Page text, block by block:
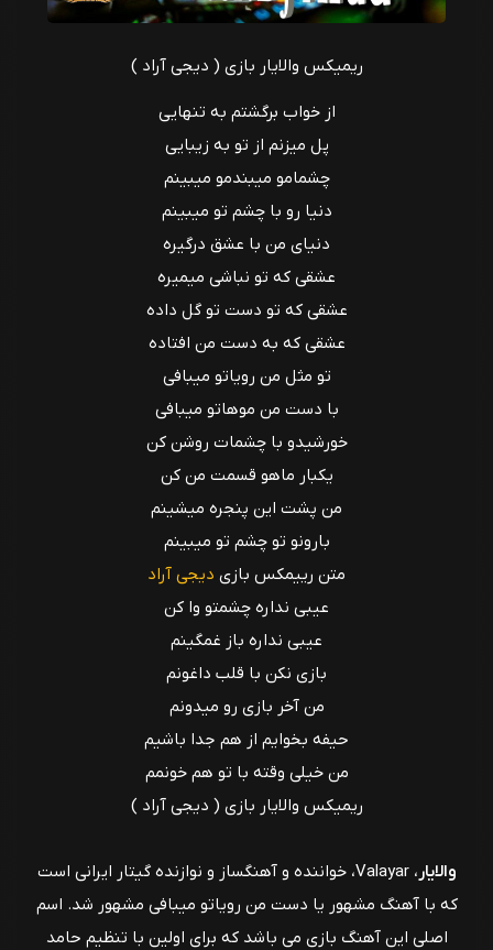
ریمیکس والایار بازی ( دیجی آراد )
از خواب برگشتم به تنهایی
پل میزنم از تو به زیبایی
چشمامو میبندمو میبینم
دنیا رو با چشم تو میبینم
دنیای من با عشق درگیره
عشقی که تو نباشی میمیره
عشقی که تو دست تو گل داده
عشقی که به دست من افتاده
تو مثل من رویاتو میبافی
با دست من موهاتو میبافی
خورشیدو با چشمات روشن کن
یکبار ماهو قسمت من کن
من پشت این پنجره میشینم
بارونو تو چشم تو میبینم
متن رییمکس بازی دیجی آراد
عیبی نداره چشمتو وا کن
عیبی نداره باز غمگینم
بازی نکن با قلب داغونم
من آخر بازی رو میدونم
حیفه بخوایم از هم جدا باشیم
من خیلی وقته با تو هم خونمم
ریمیکس والایار بازی ( دیجی آراد )
والایار
، Valayar، خواننده و آهنگساز و نوازنده گیتار ایرانی است
که با آهنگ مشهور یا دست من رویاتو میبافی مشهور شد. اسم
اصلی این آهنگ بازی می باشد که برای اولین با تنظیم حامد